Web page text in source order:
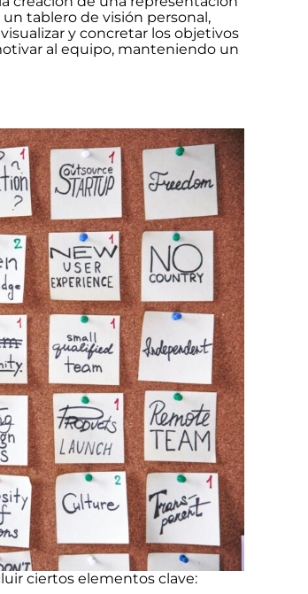
tablero de visión personal,
y concretar los objetivos
al equipo, manteniendo un
ciertos elementos clave: